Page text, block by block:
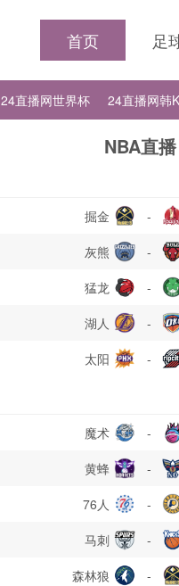
首页 足
24直播网世界杯 24直播网韩
24直播网德甲
NBA直播
掘金 -
灰熊 -
猛龙 -
湖人 -
太阳 -
魔术 -
黄蜂 -
76人 -
马刺 -
森林狼 -